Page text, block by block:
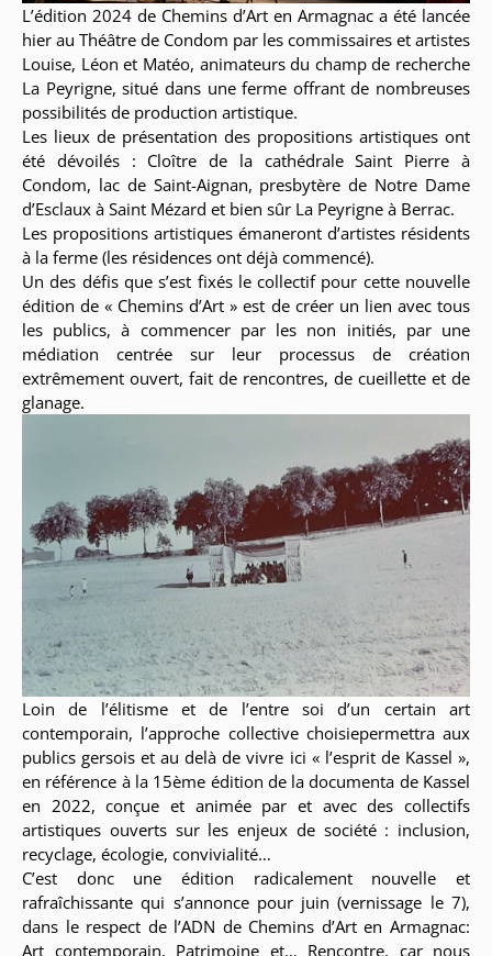
L’édition 2024 de Chemins d’Art en Armagnac a été lancée
hier au Théâtre de Condom par les commissaires et artistes
Louise, Léon et Matéo, animateurs du champ de recherche
La Peyrigne, situé dans une ferme offrant de nombreuses
possibilités de production artistique.
Les lieux de présentation des propositions artistiques ont
été dévoilés : Cloître de la cathédrale Saint Pierre à
Condom, lac de Saint-Aignan, presbytère de Notre Dame
d’Esclaux à Saint Mézard et bien sûr La Peyrigne à Berrac.
Les propositions artistiques émaneront d’artistes résidents
à la ferme (les résidences ont déjà commencé).
Un des défis que s’est fixés le collectif pour cette nouvelle
édition de « Chemins d’Art » est de créer un lien avec tous
les publics, à commencer par les non initiés, par une
médiation centrée sur leur processus de création
extrêmement ouvert, fait de rencontres, de cueillette et de
glanage.
Loin de l’élitisme et de l’entre soi d’un certain art
contemporain, l’approche collective choisiepermettra aux
publics gersois et au delà de vivre ici « l’esprit de Kassel »,
en référence à la 15ème édition de la documenta de Kassel
en 2022, conçue et animée par et avec des collectifs
artistiques ouverts sur les enjeux de société : inclusion,
recyclage, écologie, convivialité…
C’est donc une édition radicalement nouvelle et
rafraîchissante qui s’annonce pour juin (vernissage le 7),
dans le respect de l’ADN de Chemins d’Art en Armagnac:
Art contemporain, Patrimoine et… Rencontre, car nous